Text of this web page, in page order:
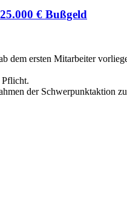
€ Bußgeld
dem ersten Mitarbeiter
Pflicht.
der